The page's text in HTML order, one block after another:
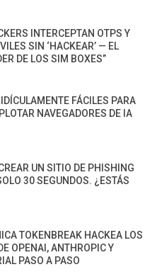
INTERCEPTAN OTPS Y
SIN ‘HACKEAR’ — EL
DE LOS SIM BOXES”
FÁCILES PARA
NAVEGADORES DE IA
UN SITIO DE PHISHING
30 SEGUNDOS. ¿ESTÁS
TOKENBREAK HACKEA LOS
OPENAI, ANTHROPIC Y
PASO A PASO